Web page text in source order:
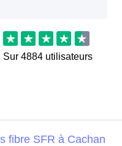
Sur 4884 utilisateurs
fibre SFR à Cachan